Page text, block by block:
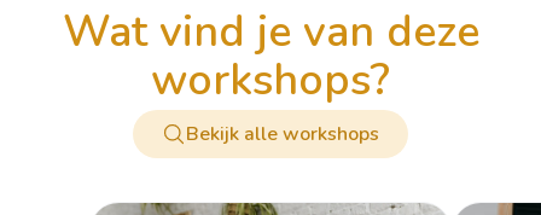
wat vind je van deze
workshops?
Bekijk alle workshops